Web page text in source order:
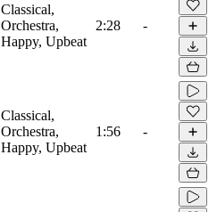
Classical,
Orchestra,
Happy, Upbeat
2:28 -
Classical,
Orchestra,
Happy, Upbeat
1:56 -